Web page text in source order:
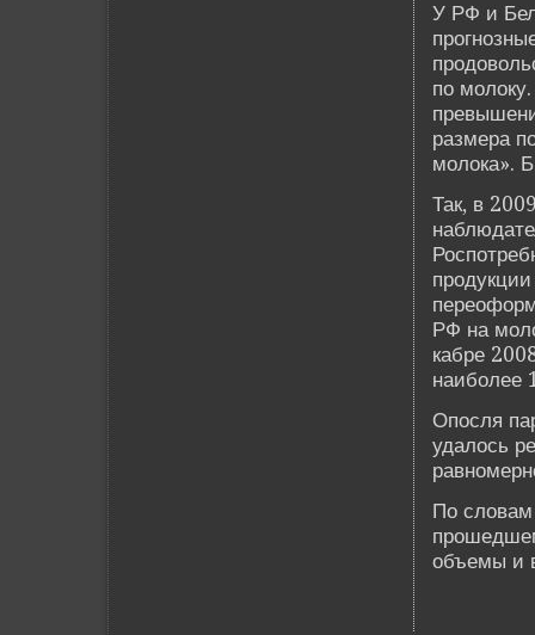
У РФ и
по
размера
молока».
Так, в
РФ на
кабре
наиболее
Опосля
удалось
По
объемы и